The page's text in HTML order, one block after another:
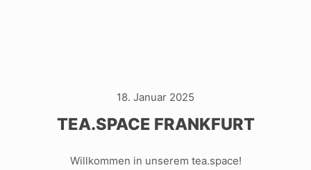
18. Januar 2025
TEA.SPACE FRANKFURT
Willkommen in unserem tea.space!